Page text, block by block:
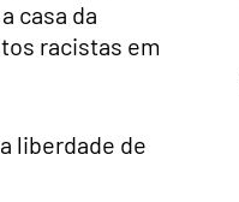
casa da
racistas em
liberdade de